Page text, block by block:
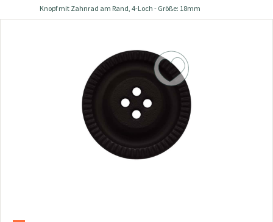
Knopf mit Zahnrad am Rand, 4-Loch - Größe: 18mm